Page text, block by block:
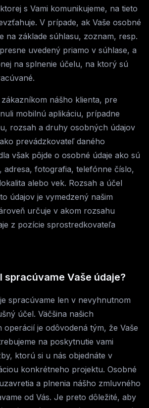
s Vami komunikujeme, na tieto
V prípade, ak Vaše osobné
na základe súhlasu, zoznam, resp.
uvedený priamo v súhlase, a
na splnenie účelu, na ktorý sú
nášho klienta, pre
mobilnú aplikáciu, prípadne
rozsah a druhy osobných údajov
prevádzkovateľ daného
však pôjde o osobné údaje ako sú
adresa, fotografia, telefónne číslo,
alebo vek. Rozsah a účel
údajov je vymedzený našim
určuje v akom rozsahu
z pozície sprostredkovateľa
spracúvame Vaše údaje?
spracúvame len v nevyhnutnom
účel. Väčšina našich
je odôvodená tým, že Vaše
na poskytnutie vami
ktorú si u nás objednáte v
konkrétneho projektu. Osobné
a plnenia nášho zmluvného
od Vás. Je preto dôležité, aby